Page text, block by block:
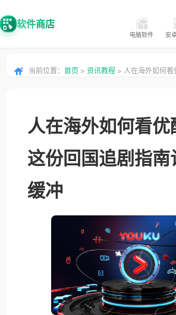
软件商店
电脑软件 安
当前位置： 首页 > 资讯教程 > 人在海外如何
人在海外如何看优
这份回国追剧指南
缓冲